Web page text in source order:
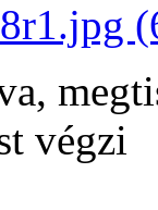
végzi